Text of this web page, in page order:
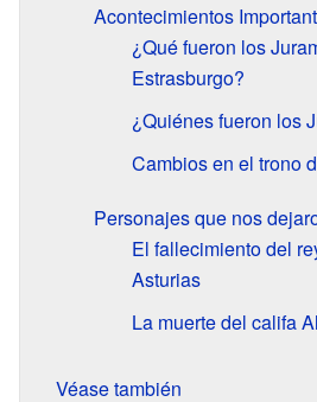
Acontecimientos
¿Qué fueron los
Estrasburgo?
¿Quiénes fueron los
Cambios en el trono
Personajes que nos
El fallecimiento del
Asturias
La muerte del califa
Véase también